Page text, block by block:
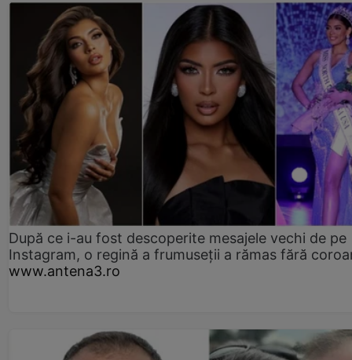
După ce i-au fost descoperite mesajele vechi de pe
Instagram, o regină a frumuseții a rămas fără
www.antena3.ro